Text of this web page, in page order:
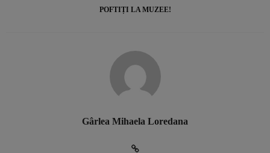
POFTIȚI LA MUZEE!
Gârlea Mihaela Loredana